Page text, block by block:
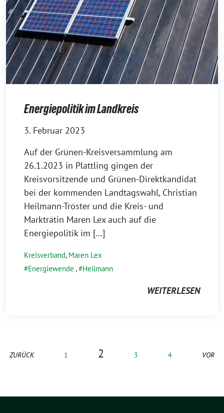
Energiepolitik im Landkreis
3. Februar 2023
Auf der Grünen-Kreisversammlung am
26.1.2023 in Plattling gingen der
Kreisvorsitzende und Grünen-Direktkandidat
bei der kommenden Landtagswahl, Christian
Heilmann-Tröster und die Kreis- und
Markträtin Maren Lex auch auf die
Energiepolitik im […]
Kreisverband, Maren Lex
Energiewende , Heilmann
WEITERLESEN
ZURÜCK 1 2 3 4 VOR